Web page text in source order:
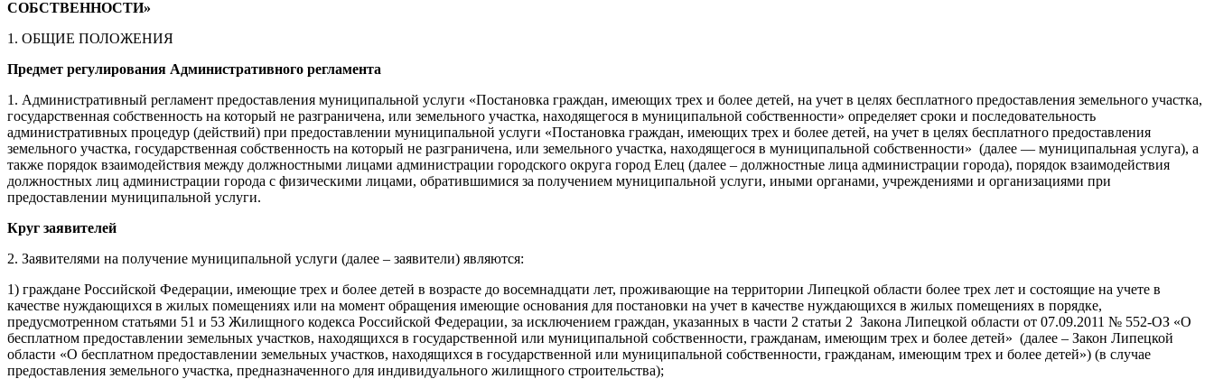
СОБСТВЕННОСТИ»
1. ОБЩИЕ ПОЛОЖЕНИЯ
Предмет регулирования Административного регламента
1. Административный регламент предоставления муниципальной услуги «Постановка граждан, имеющих трех и более детей, на учет в целях бесплатного предоставления земельного участка,
государственная собственность на который не разграничена, или земельного участка, находящегося в муниципальной собственности» определяет сроки и последовательность
административных процедур (действий) при предоставлении муниципальной услуги «Постановка граждан, имеющих трех и более детей, на учет в целях бесплатного предоставления
земельного участка, государственная собственность на который не разграничена, или земельного участка, находящегося в муниципальной собственности» (далее — муниципальная услуга), а
также порядок взаимодействия между должностными лицами администрации городского округа город Елец (далее – должностные лица администрации города), порядок взаимодействия
должностных лиц администрации города с физическими лицами, обратившимися за получением муниципальной услуги, иными органами, учреждениями и организациями при
предоставлении муниципальной услуги.
Круг заявителей
2. Заявителями на получение муниципальной услуги (далее – заявители) являются:
1) граждане Российской Федерации, имеющие трех и более детей в возрасте до восемнадцати лет, проживающие на территории Липецкой области более трех лет и состоящие на учете в
качестве нуждающихся в жилых помещениях или на момент обращения имеющие основания для постановки на учет в качестве нуждающихся в жилых помещениях в порядке,
предусмотренном статьями 51 и 53 Жилищного кодекса Российской Федерации, за исключением граждан, указанных в части 2 статьи 2 Закона Липецкой области от 07.09.2011 № 552-ОЗ «О
бесплатном предоставлении земельных участков, находящихся в государственной или муниципальной собственности, гражданам, имеющим трех и более детей» (далее – Закон Липецкой
области «О бесплатном предоставлении земельных участков, находящихся в государственной или муниципальной собственности, гражданам, имеющим трех и более детей») (в случае
предоставления земельного участка, предназначенного для индивидуального жилищного строительства);